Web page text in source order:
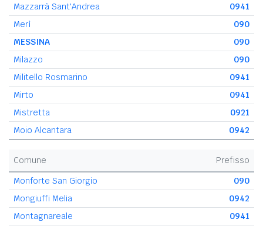
Mazzarrà Sant'Andrea
0941
Merì
090
MESSINA
090
Milazzo
090
Militello Rosmarino
0941
Mirto
0941
Mistretta
0921
Moio Alcantara
0942
Comune
Prefisso
Monforte San Giorgio
090
Mongiuffi Melia
0942
Montagnareale
0941